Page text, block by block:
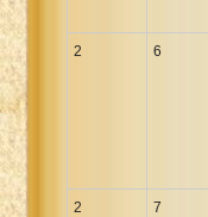
2 6
2 7